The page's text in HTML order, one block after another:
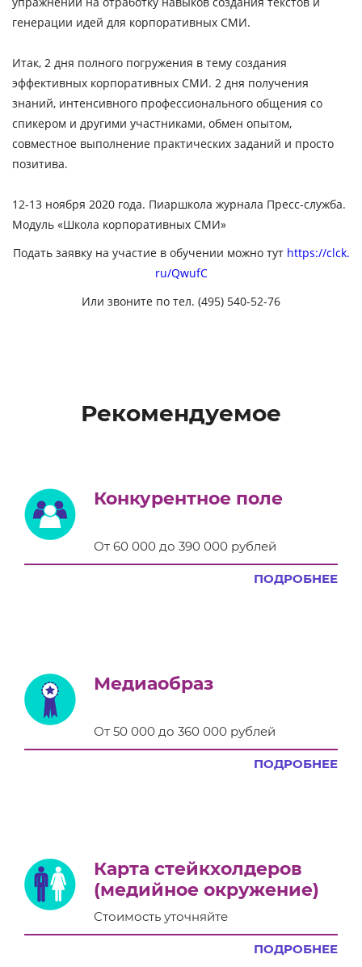
генерации идей для корпоративных СМИ.
Итак, 2 дня полного погружения в тему создания
эффективных корпоративных СМИ. 2 дня получения
знаний, интенсивного профессионального общения со
спикером и другими участниками, обмен опытом,
совместное выполнение практических заданий и просто
позитива.
12-13 ноября 2020 года. Пиаршкола журнала Пресс-служба.
Модуль «Школа корпоративных СМИ»
Подать заявку на участие в обучении можно тут https://clck.
ru/QwufC
Или звоните по тел. (495) 540-52-76
Рекомендуемое
Конкурентное поле
От 60 000 до 390 000 рублей
ПОДРОБНЕЕ
Медиаобраз
От 50 000 до 360 000 рублей
ПОДРОБНЕЕ
Карта стейкхолдеров
(медийное окружение)
Стоимость уточняйте
ПОДРОБНЕЕ